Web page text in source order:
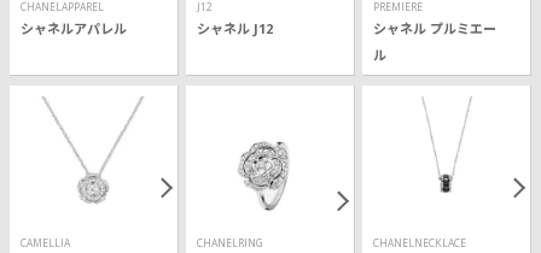
CHANELAPPAREL
シャネルアパレル
J12
シャネル J12
PREMIERE
シャネル プルミエー
ル
CAMELLIA CHANELRING CHANELNECKLACE